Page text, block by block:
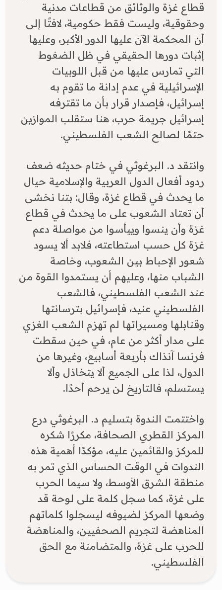
قطاع غزة والوثائق من قطاعات مدنية
وحقوقية، وليست فقط حكومية، لافتًا إلى
أن المحكمة الآن عليها الدور الأكبر، وعليها
إثبات دورها الحقيقي في ظل الضغوط
التي تمارس عليها من قبل اللوبيات
الإسرائيلية في عدم إدانة ما تقوم به
إسرائيل، فإصدار قرار بأن ما تقترفه
إسرائيل جريمة حرب، هنا ستقلب الموازين
حتمًا لصالح الشعب الفلسطيني.
وانتقد د. البرغوثي في ختام حديثه ضعف
ردود أفعال الدول العربية والإسلامية حيال
ما يحدث في قطاع غزة، وقال: بتنا نخشى
أن تعتاد الشعوب على ما يحدث في قطاع
غزة وأن ينسوا وييأسوا من مواصلة دعم
غزة كل حسب استطاعته، فلابد ألا يسود
شعور الإحباط بين الشعوب، وخاصة
الشباب منها، وعليهم أن يستمدوا القوة من
عند الشعب الفلسطيني، فالشعب
الفلسطيني عنيد، فإسرائيل بترسانتها
وقنابلها ومسيراتها لم تهزم الشعب الغزي
على مدار أكثر من عام، في حين سقطت
فرنسا آنذاك بأربعة أسابيع، وغيرها من
الدول، لذا على الجميع ألا يتخاذل وألا
يستسلم، فالتاريخ لن يرحم أحدًا.
​واختتمت الندوة بتسليم د. البرغوثي درع
المركز القطري الصحافة، مكررًا شكره
للمركز والقائمين عليه، مؤكدًا أهمية هذه
الندوات في الوقت الحساس الذي تمر به
منطقة الشرق الأوسط، ولا سيما الحرب
على غزة، كما سجل كلمة على لوحة قد
وضعها المركز لضيوفه ليسجلوا كلماتهم
المناهضة لتجريم الصحفيين، والمناهضة
للحرب على غزة، والمتضامنة مع الحق
الفلسطيني.